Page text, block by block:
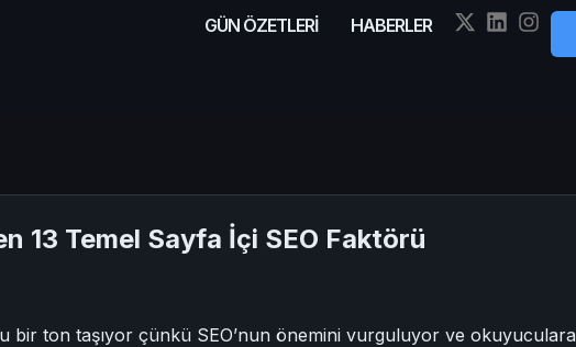
GÜN ÖZETLERİ HABERLER
13 Temel Sayfa İçi SEO Faktörü
bir ton taşıyor çünkü SEO’nun önemini vurguluyor ve okuyuculara